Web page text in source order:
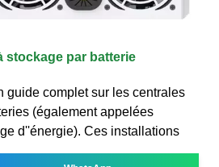
stockage par batterie
guide complet sur les centrales
(également appelées
d''énergie). Ces installations